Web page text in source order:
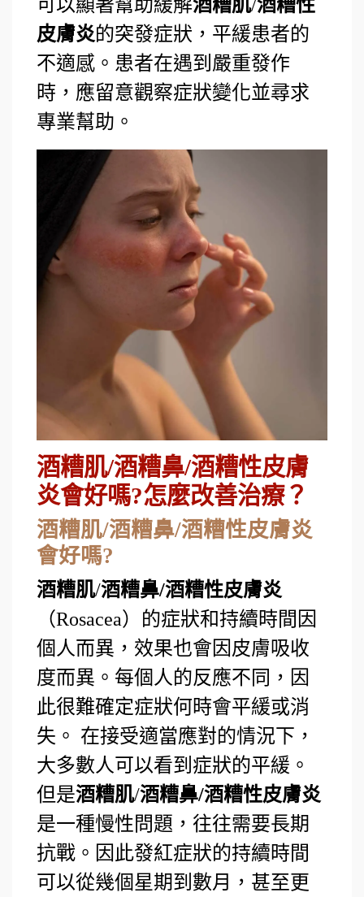
可以顯著幫助緩解酒糟肌/酒糟性
皮膚炎的突發症狀，平緩患者的
不適感。患者在遇到嚴重發作
時，應留意觀察症狀變化並尋求
專業幫助。
酒糟肌/酒糟鼻/酒糟性皮膚
炎會好嗎?怎麼改善治療？
酒糟肌/酒糟鼻/酒糟性皮膚炎
會好嗎?
酒糟肌/酒糟鼻/酒糟性皮膚炎
（Rosacea）的症狀和持續時間因
個人而異，效果也會因皮膚吸收
度而異。每個人的反應不同，因
此很難確定症狀何時會平緩或消
失。 在接受適當應對的情況下，
大多數人可以看到症狀的平緩。
但是酒糟肌/酒糟鼻/酒糟性皮膚炎
是一種慢性問題，往往需要長期
抗戰。因此發紅症狀的持續時間
可以從幾個星期到數月，甚至更